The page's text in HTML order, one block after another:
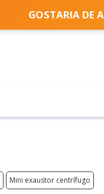
GOSTARIA DE
Mini exaustor centrífugo